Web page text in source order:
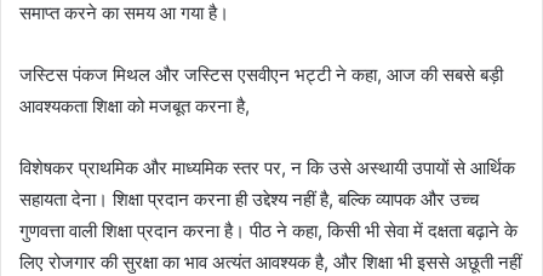
समाप्त करने का समय आ गया है।
जस्टिस पंकज मिथल और जस्टिस एसवीएन भट्टी ने कहा, आज की सबसे बड़ी
आवश्यकता शिक्षा को मजबूत करना है,
विशेषकर प्राथमिक और माध्यमिक स्तर पर, न कि उसे अस्थायी उपायों से आर्थिक
सहायता देना। शिक्षा प्रदान करना ही उद्देश्य नहीं है, बल्कि व्यापक और उच्च
गुणवत्ता वाली शिक्षा प्रदान करना है। पीठ ने कहा, किसी भी सेवा में दक्षता बढ़ाने के
लिए रोजगार की सुरक्षा का भाव अत्यंत आवश्यक है, और शिक्षा भी इससे अछूती नहीं